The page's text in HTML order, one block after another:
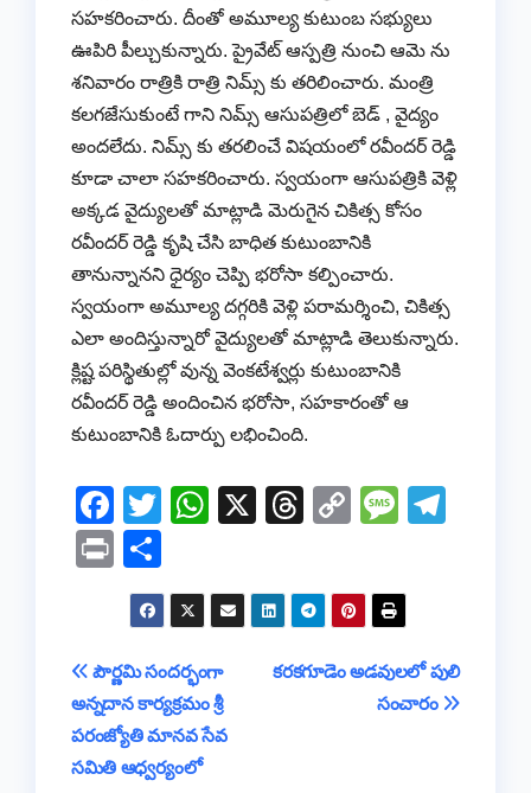
సహకరించారు. దీంతో అమూల్య కుటుంబ సభ్యులు
ఊపిరి పీల్చుకున్నారు. ప్రైవేట్ ఆస్పత్రి నుంచి ఆమె ను
శనివారం రాత్రికి రాత్రి నిమ్స్ కు తరిలించారు. మంత్రి
కలగజేసుకుంటే గాని నిమ్స్ ఆసుపత్రిలో బెడ్ , వైద్యం
అందలేదు. నిమ్స్ కు తరలించే విషయంలో రవీందర్ రెడ్డి
కూడా చాలా సహకరించారు. స్వయంగా ఆసుపత్రికి వెళ్లి
అక్కడ వైద్యులతో మాట్లాడి మెరుగైన చికిత్స కోసం
రవీందర్ రెడ్డి కృషి చేసి బాధిత కుటుంబానికి
తానున్నానని ధైర్యం చెప్పి భరోసా కల్పించారు.
స్వయంగా అమూల్య దగ్గరికి వెళ్లి పరామర్శించి, చికిత్స
ఎలా అందిస్తున్నారో వైద్యులతో మాట్లాడి తెలుకున్నారు.
క్లిష్ట పరిస్థితుల్లో వున్న వెంకటేశ్వర్లు కుటుంబానికి
రవీందర్ రెడ్డి అందించిన భరోసా, సహకారంతో ఆ
కుటుంబానికి ఓదార్పు లభించింది.
F
a
c
e
b
o
o
k
T
er
W
s
p
p
X
T
a
d
C
y
Li
M
a
g
e
a
m
Pr
in h
ar
e
Post
navigation
కరకగూడెం అడవులలో పులి
సంచారం
పౌర్ణమి సందర్భంగా
అన్నదాన కార్యక్రమం శ్రీ
పరంజ్యోతి మానవ సేవ
సమితి ఆధ్వర్యంలో